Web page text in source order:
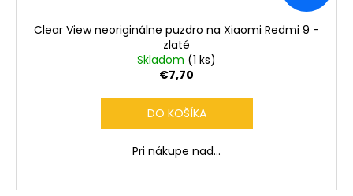
Clear View neoriginálne puzdro na Xiaomi Redmi 9 -
zlaté
Skladom (1 ks)
€7,70
DO KOŠÍKA
Pri nákupe nad...